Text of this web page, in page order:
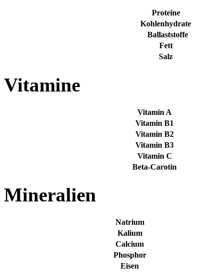
Proteine
Kohlenhydrate
Ballaststoffe
Fett
Salz
Vitamine
Vitamin A
Vitamin B1
Vitamin B2
Vitamin B3
Vitamin C
Beta-Carotin
Mineralien
Natrium
Kalium
Calcium
Phosphor
Eisen